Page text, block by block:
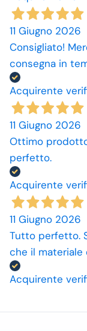
11 Giugno 2026
Consigliato!
consegna in
Acquirente
11 Giugno 2026
Ottimo
perfetto.
Acquirente
11 Giugno 2026
Tutto perfetto.
che il materiale
Acquirente